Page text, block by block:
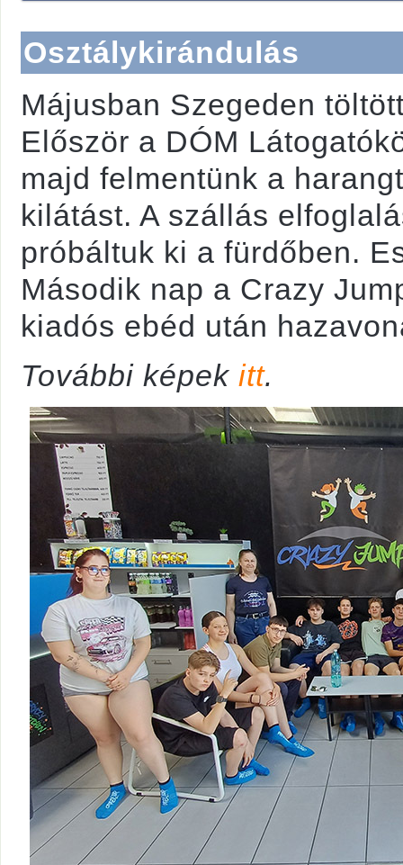
Osztálykirándulás
Májusban Szegeden
Először a DÓM
majd felmentünk a
kilátást. A szállás
próbáltuk ki a fürdőben.
Második nap a Crazy
kiadós ebéd után
További képek itt.